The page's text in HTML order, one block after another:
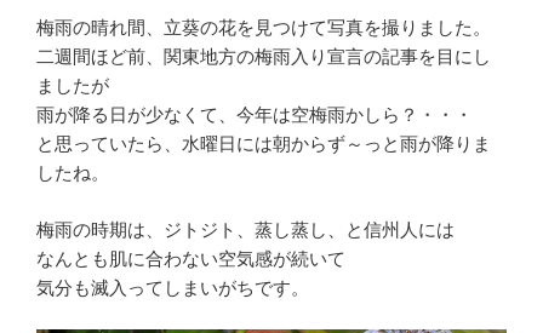
梅雨の晴れ間、立葵の花を見つけて写真を撮りました。
二週間ほど前、関東地方の梅雨入り宣言の記事を目にし
ましたが
雨が降る日が少なくて、今年は空梅雨かしら？・・・
と思っていたら、水曜日には朝からず～っと雨が降りま
したね。
梅雨の時期は、ジトジト、蒸し蒸し、と信州人には
なんとも肌に合わない空気感が続いて
気分も滅入ってしまいがちです。